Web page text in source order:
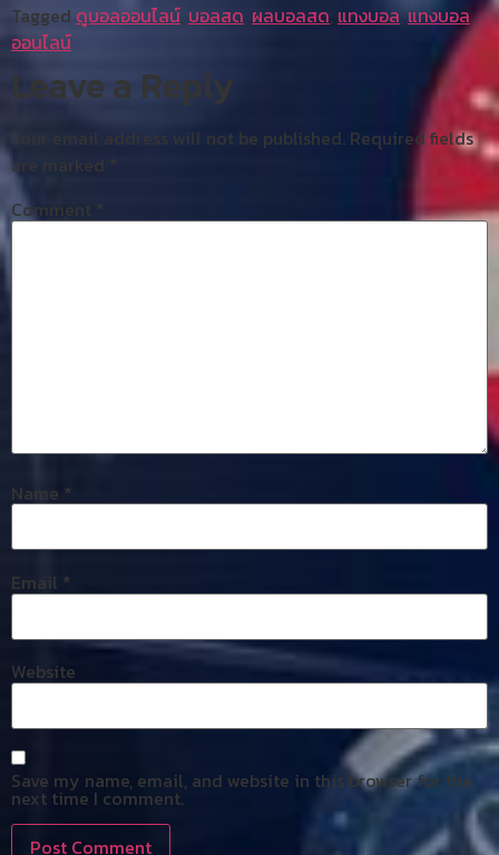
Tagged ดูบอลออนไลน์, บอลสด, ผลบอลสด, แทงบอล,แทงบอล
ออนไลน์
Leave a Reply
Your email address will not be published. Required fields
are marked
Comment *
Name *
Email *
Website
Save my name, email, and website in this browser for the
next time I comment.